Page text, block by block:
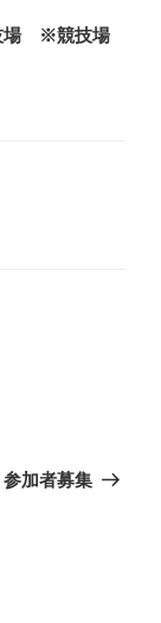
場 ※競技場
参加者募集